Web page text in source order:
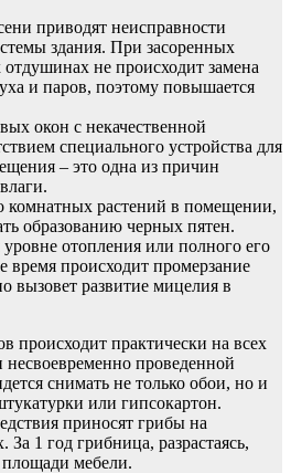
приводят неисправности
здания. При засоренных
не происходит замена
и паров, поэтому повышается
окон с некачественной
специального устройства для
– это одна из причин
комнатных растений в помещении,
образованию черных пятен.
отопления или полного его
время происходит промерзание
вызовет развитие мицелия в
происходит практически на всех
проведенной
снимать не только обои, но и
или гипсокартон.
приносят грибы на
За 1 год грибница, разрастаясь,
площади мебели.